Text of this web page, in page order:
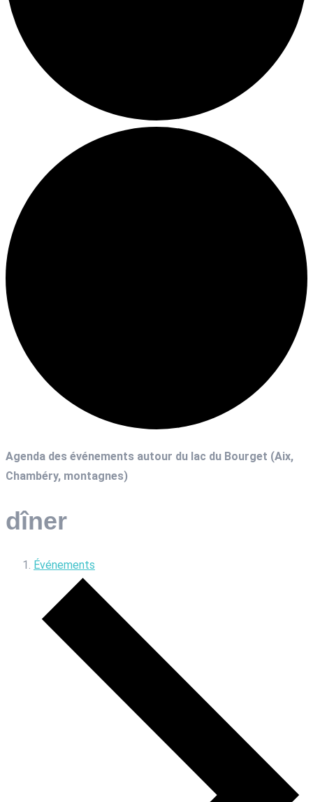
Agenda des événements autour du lac du Bourget (Aix,
Chambéry, montagnes)
dîner
Événements